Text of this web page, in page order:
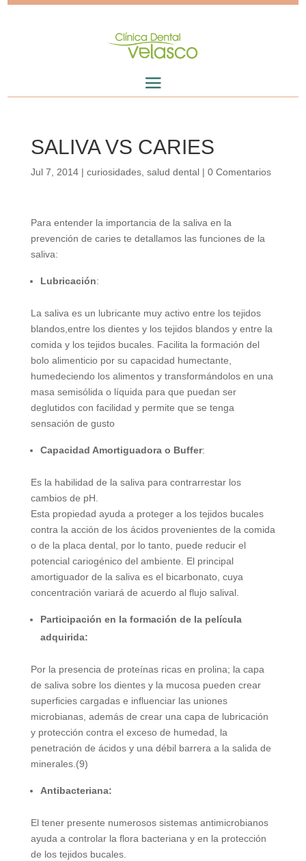
SALIVA VS CARIES
Jul 7, 2014| curiosidades, salud dental| 0 Comentarios
Para entender la importancia de la saliva en la
prevención de caries te detallamos las funciones de la
saliva:
Lubricación:
La saliva es un lubricante muy activo entre los tejidos
blandos,entre los dientes y los tejidos blandos y entre la
comida y los tejidos bucales. Facilita la formación del
bolo alimenticio por su capacidad humectante,
humedeciendo los alimentos y transformándolos en una
masa semisólida o líquida para que puedan ser
deglutidos con facilidad y permite que se tenga
sensación de gusto
Capacidad Amortiguadora o Buffer:
Es la habilidad de la saliva para contrarrestar los
cambios de pH.
Esta propiedad ayuda a proteger a los tejidos bucales
contra la acción de los ácidos provenientes de la comida
o de la placa dental, por lo tanto, puede reducir el
potencial cariogénico del ambiente. El principal
amortiguador de la saliva es el bicarbonato, cuya
concentración variará de acuerdo al flujo salival.
Participación en la formación de la película
adquirida:
Por la presencia de proteínas ricas en prolina; la capa
de saliva sobre los dientes y la mucosa pueden crear
superficies cargadas e influenciar las uniones
microbianas, además de crear una capa de lubricación
y protección contra el exceso de humedad, la
penetración de ácidos y una débil barrera a la salida de
minerales.(9)
Antibacteriana:
El tener presente numerosos sistemas antimicrobianos
ayuda a controlar la flora bacteriana y en la protección
de los tejidos bucales.